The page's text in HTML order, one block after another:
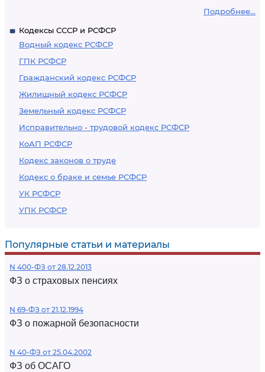
Подробнее...
Кодексы СССР и РСФСР
Водный кодекс РСФСР
ГПК РСФСР
Гражданский кодекс РСФСР
Жилищный кодекс РСФСР
Земельный кодекс РСФСР
Исправительно - трудовой кодекс РСФСР
КоАП РСФСР
Кодекс законов о труде
Кодекс о браке и семье РСФСР
УК РСФСР
УПК РСФСР
Популярные статьи и материалы
N 400-ФЗ от 28.12.2013
ФЗ о страховых пенсиях
N 69-ФЗ от 21.12.1994
ФЗ о пожарной безопасности
N 40-ФЗ от 25.04.2002
ФЗ об ОСАГО